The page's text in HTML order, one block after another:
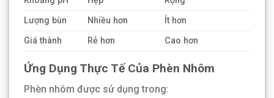
Lượng bùn
Nhiều hơn
Ít hơn
Giá thành
Rẻ hơn Cao hơn
Ứng Dụng Thực Tế Của Phèn Nhôm
Phèn nhôm được sử dụng trong: